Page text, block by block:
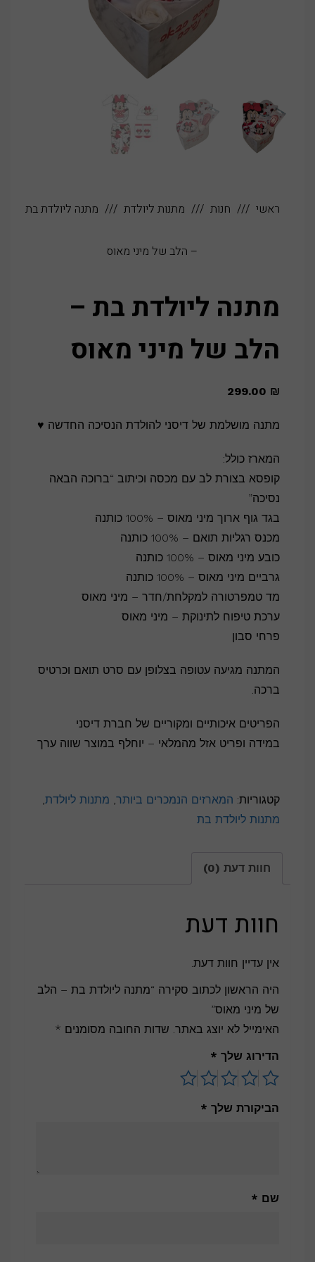
ראשי חנות מתנות ליולדת מתנה ליולדת בת
– הלב של מיני מאוס
מתנה ליולדת בת –
הלב של מיני מאוס
299.00 ₪
מתנה מושלמת של דיסני להולדת הנסיכה החדשה ♥
המארז כולל:
קופסא בצורת לב עם מכסה וכיתוב “ברוכה הבאה
נסיכה”
בגד גוף ארוך מיני מאוס – 100% כותנה
מכנס רגליות תואם – 100% כותנה
כובע מיני מאוס – 100% כותנה
גרביים מיני מאוס – 100% כותנה
מד טמפרטורה למקלחת/חדר – מיני מאוס
ערכת טיפוח לתינוקת – מיני מאוס
פרחי סבון
המתנה מגיעה עטופה בצלופן עם סרט תואם וכרטיס
ברכה.
הפריטים איכותיים ומקוריים של חברת דיסני
במידה ופריט אזל מהמלאי – יוחלף במוצר שווה ערך
קטגוריות: המארזים הנמכרים ביותר, מתנות ליולדת,
מתנות ליולדת בת
חוות דעת (0)
חוות דעת
אין עדיין חוות דעת.
היה הראשון לכתוב סקירה “מתנה ליולדת בת – הלב
של מיני מאוס”
האימייל לא יוצג באתר. שדות החובה מסומנים *
הדירוג שלך *
הביקורת שלך *
שם *